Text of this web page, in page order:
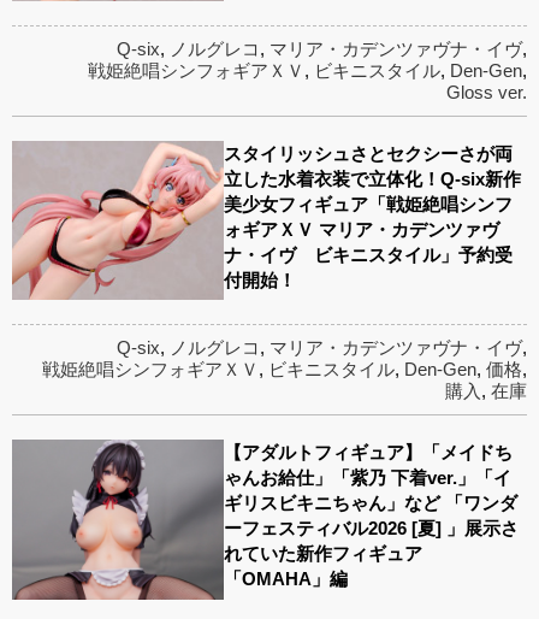
Q-six, ノルグレコ , マリア・カデンツァヴナ・イヴ,
戦姫絶唱シンフォギアＸＶ , ビキニスタイル, Den-Gen,
Gloss ver.
スタイリッシュさとセクシーさが両
立した水着衣装で立体化！Q-six新作
美少女フィギュア「戦姫絶唱シンフ
ォギアＸＶ マリア・カデンツァヴ
ナ・イヴ ビキニスタイル」予約受
付開始！
Q-six, ノルグレコ , マリア・カデンツァヴナ・イヴ,
戦姫絶唱シンフォギアＸＶ , ビキニスタイル, Den-Gen, 価格,
購入 , 在庫
【アダルトフィギュア】「メイドち
ゃんお給仕」「紫乃 下着ver.」「イ
ギリスビキニちゃん」など 「ワンダ
ーフェスティバル2026 [夏] 」展示さ
れていた新作フィギュア
「OMAHA」編